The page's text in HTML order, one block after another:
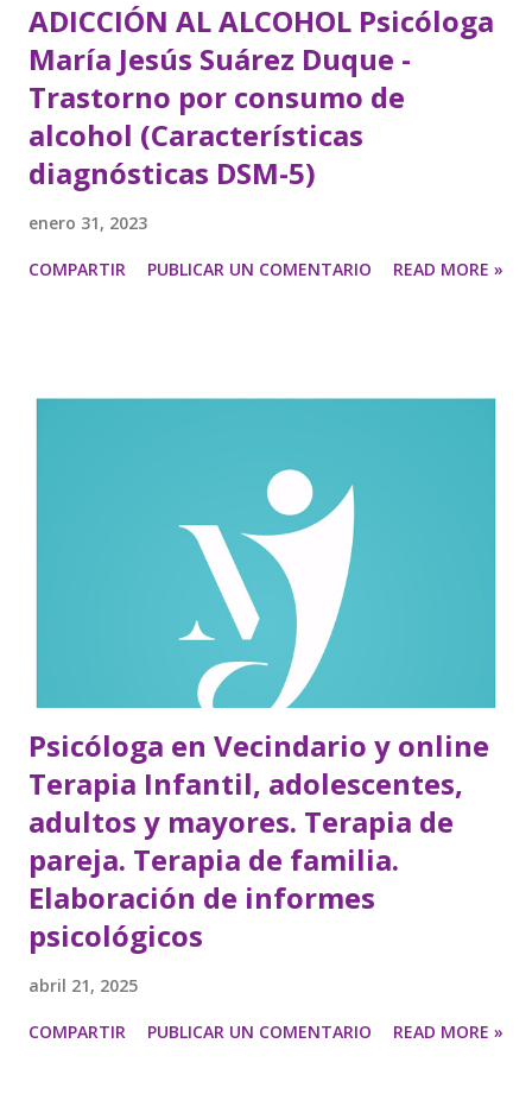
ADICCIÓN AL ALCOHOL Psicóloga
María Jesús Suárez Duque -
Trastorno por consumo de
alcohol (Características
diagnósticas DSM-5)
enero 31, 2023
COMPARTIR PUBLICAR UN COMENTARIO READ MORE »
Psicóloga en Vecindario y online
Terapia Infantil, adolescentes,
adultos y mayores. Terapia de
pareja. Terapia de familia.
Elaboración de informes
psicológicos
abril 21, 2025
COMPARTIR PUBLICAR UN COMENTARIO READ MORE »